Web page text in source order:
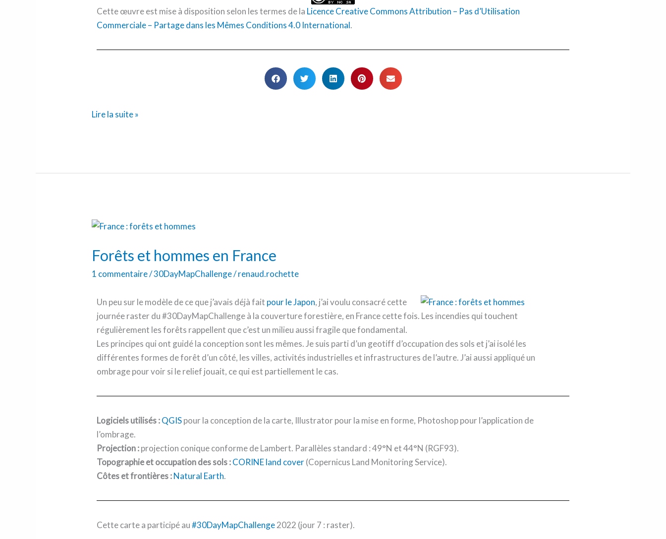
Cette œuvre est mise à disposition selon les termes de la Licence Creative Commons Attribution – Pas d’Utilisation
Commerciale – Partage dans les Mêmes Conditions 4.0 International.
Lire la suite »
Forêts et hommes en France
1 commentaire/30DayMapChallenge/renaud.rochette
Un peu sur le modèle de ce que j’avais déjà fait pour le Japon, j’ai voulu consacré cette
journée raster du #30DayMapChallenge à la couverture forestière, en France cette fois. Les incendies qui touchent
régulièrement les forêts rappellent que c’est un milieu aussi fragile que fondamental.
Les principes qui ont guidé la conception sont les mêmes. Je suis parti d’un geotiff d’occupation des sols et j’ai isolé les
différentes formes de forêt d’un côté, les villes, activités industrielles et infrastructures de l’autre. J’ai aussi appliqué un
ombrage pour voir si le relief jouait, ce qui est partiellement le cas.
Logiciels utilisés :QGISpour la conception de la carte, Illustrator pour la mise en forme, Photoshop pour l’application de
l’ombrage.
Projection :projection conique conforme de Lambert. Parallèles standard : 49°N et 44°N (RGF93).
Topographie et occupation des sols :CORINE land cover(Copernicus Land Monitoring Service).
Côtes et frontières :Natural Earth.
Cette carte a participé au#30DayMapChallenge2022 (jour 7 : raster).
Forêts
hommes
France